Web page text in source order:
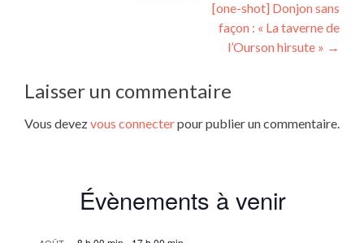
[one-shot] Donjon sans
façon : « La taverne de
l’Ourson hirsute » →
Laisser un commentaire
Vous devezvous connecterpour publier un commentaire.
Évènements à venir